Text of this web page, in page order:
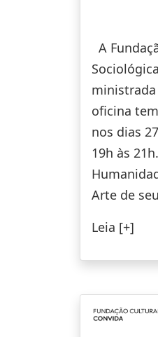
A
ministrada
oficina
nos dias
19h às
Arte de
Leia [+]